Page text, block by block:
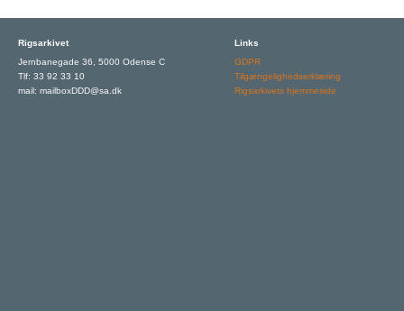
Rigsarkivet
Jernbanegade 36, 5000 Odense C
Tlf: 33 92 33 10
mail: mailboxDDD@sa.dk
Links
GDPR
Tilgængelighedserklæring
Rigsarkivets hjemmeside